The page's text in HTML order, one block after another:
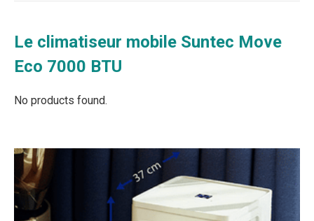
Le climatiseur mobile Suntec Move
Eco 7000 BTU
No products found.